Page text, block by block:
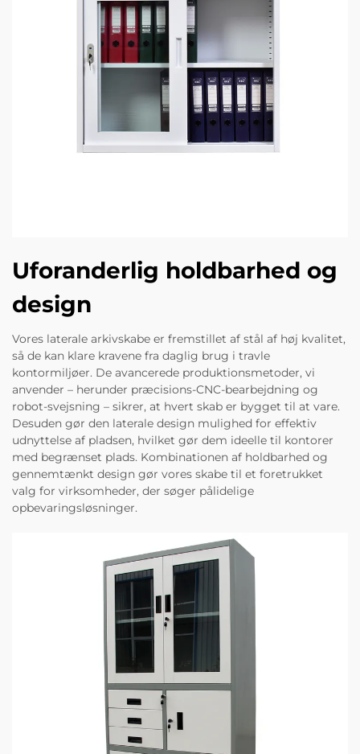
Uforanderlig holdbarhed og
design
Vores laterale arkivskabe er fremstillet af stål af høj kvalitet,
så de kan klare kravene fra daglig brug i travle
kontormiljøer. De avancerede produktionsmetoder, vi
anvender – herunder præcisions-CNC-bearbejdning og
robot-svejsning – sikrer, at hvert skab er bygget til at vare.
Desuden gør den laterale design mulighed for effektiv
udnyttelse af pladsen, hvilket gør dem ideelle til kontorer
med begrænset plads. Kombinationen af holdbarhed og
gennemtænkt design gør vores skabe til et foretrukket
valg for virksomheder, der søger pålidelige
opbevaringsløsninger.